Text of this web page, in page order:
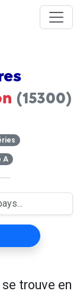
(15300)
A
se trouve en